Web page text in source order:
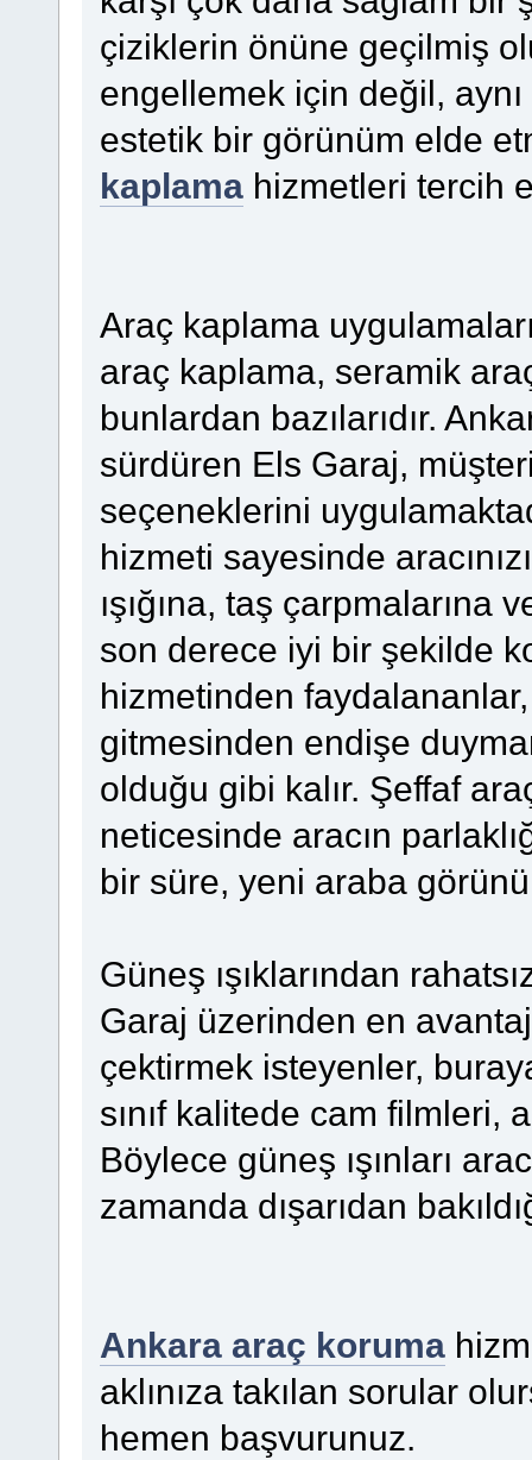
çiziklerin önüne geçilmiş
engellemek için değil, aynı
estetik bir görünüm elde
kaplamahizmetleri tercih
Araç kaplama
araç kaplama, seramik
bunlardan bazılarıdır.
sürdüren Els Garaj,
seçeneklerini
hizmeti sayesinde
ışığına, taş çarpmalarına
son derece iyi bir şekilde
hizmetinden faydalananlar,
gitmesinden endişe
olduğu gibi kalır. Şeffaf
neticesinde aracın
bir süre, yeni araba
Güneş ışıklarından
Garaj üzerinden en
çektirmek isteyenler,
sınıf kalitede cam filmleri,
Böylece güneş ışınları
zamanda dışarıdan
Ankara araç koruma
aklınıza takılan sorular
hemen başvurunuz.